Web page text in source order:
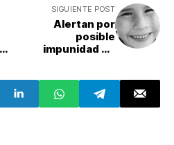
SIGUIENTE POST
Alertan por
posible
impunidad en
custodia del DIF
Nuevo León